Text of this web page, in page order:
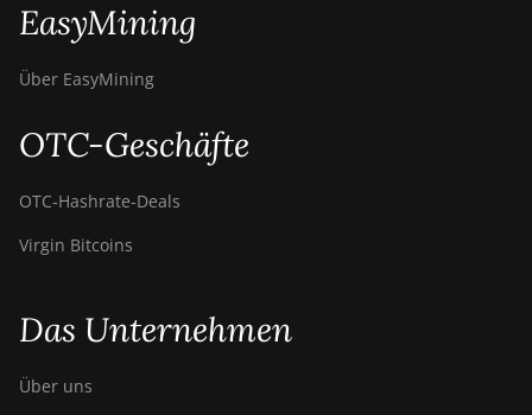
EasyMining
Über EasyMining
OTC-Geschäfte
OTC‑Hashrate‑Deals
Virgin Bitcoins
Das Unternehmen
Über uns